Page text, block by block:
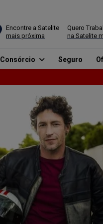
Encontre a Satelite
mais próxima
Quero
na Satelite
Consórcio Seguro